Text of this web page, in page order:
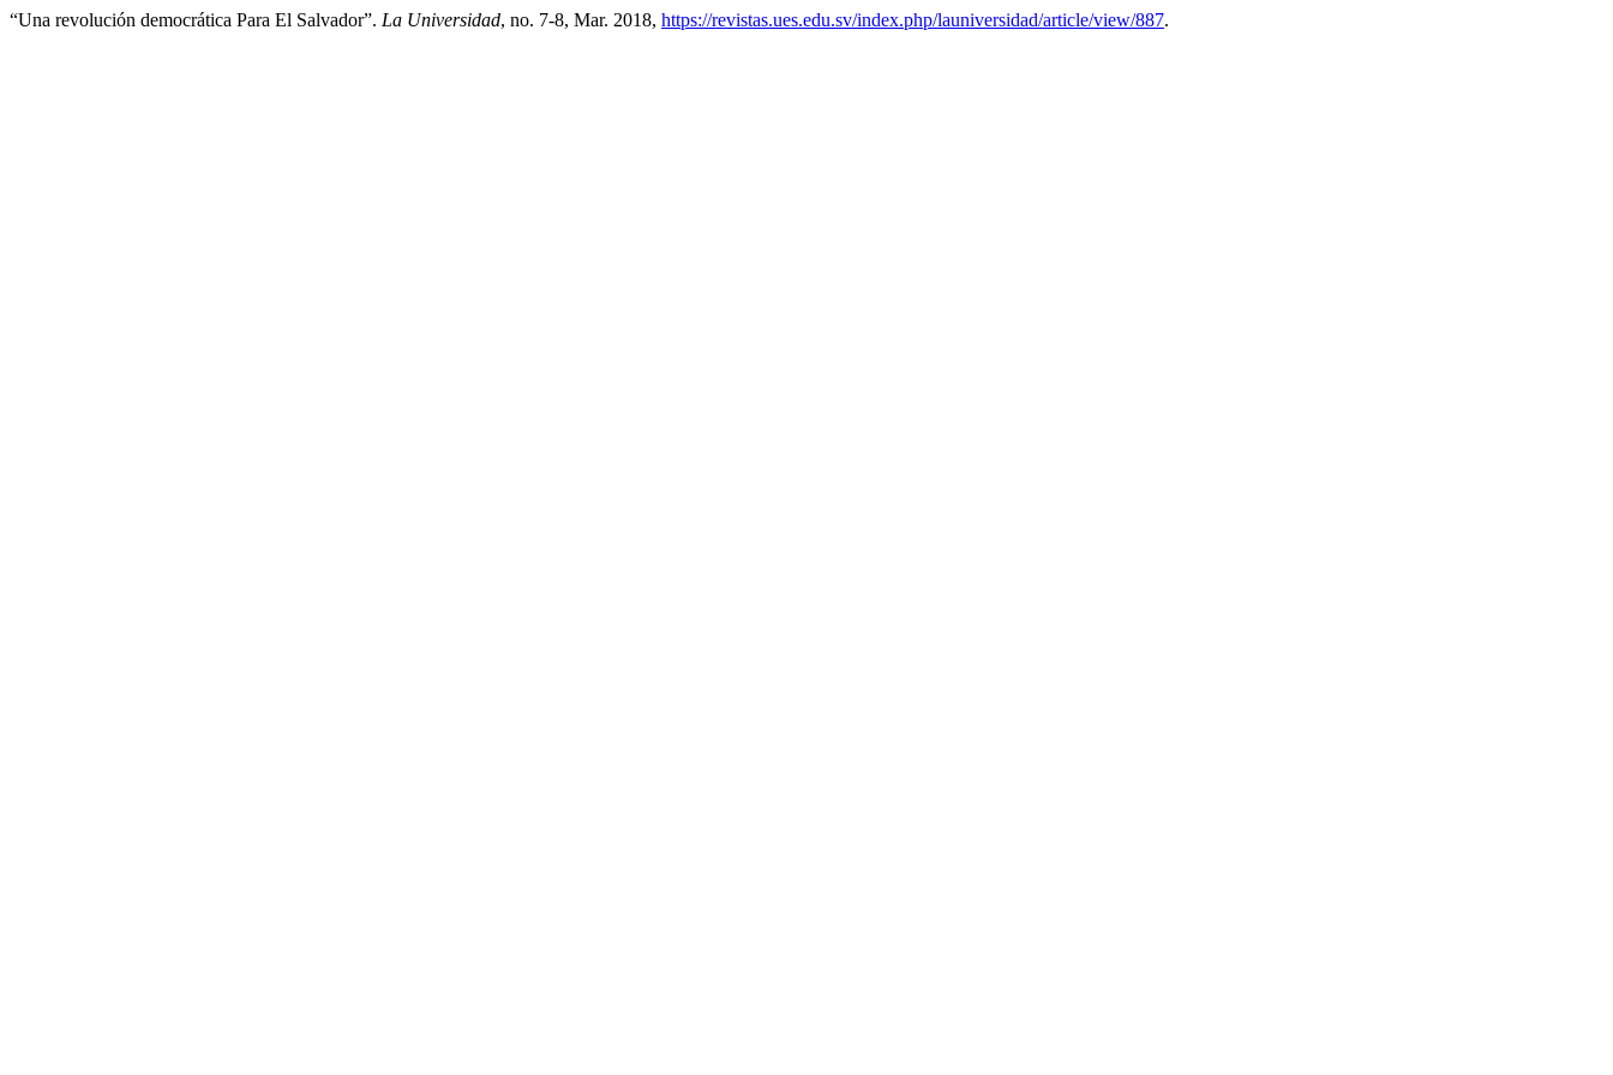
“Una revolución democrática Para El Salvador”. La Universidad, no. 7-8, Mar. 2018, https://revistas.ues.edu.sv/index.php/launiversidad/article/view/887.